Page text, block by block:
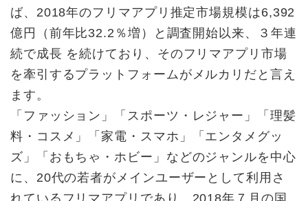
ば、2018年のフリマアプリ推定市場規模は6,392
億円（前年比32.2％増）と調査開始以来、３年連
続で成長 を続けており、そのフリマアプリ市場
を牽引するプラットフォームがメルカリだと言え
ます。
「ファッション」「スポーツ・レジャー」「理髪
料・コスメ」「家電・スマホ」「エンタメグッ
ズ」「おもちゃ・ホビー」などのジャンルを中心
に、20代の若者がメインユーザーとして利用さ
れているフリマアプリであり、2018年７月の国